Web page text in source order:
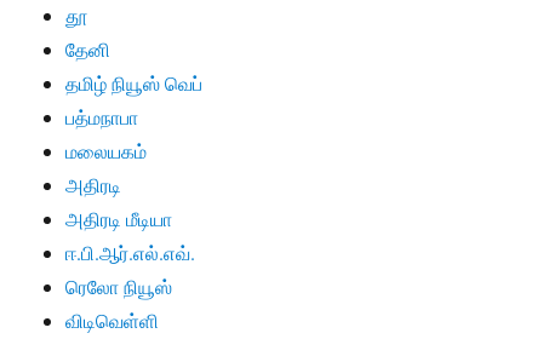
தூ
தேனி
தமிழ் நியூஸ் வெப்
பத்மநாபா
மலையகம்
அதிரடி
அதிரடி மீடியா
ஈ.பி.ஆர்.எல்.எவ்.
ரெலோ நியூஸ்
விடிவெள்ளி